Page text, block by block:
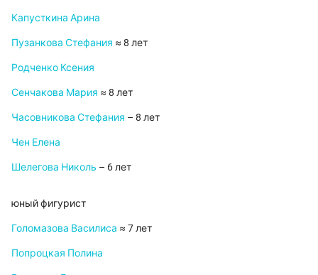
Капусткина Арина
Пузанкова Стефания ≈ 8 лет
Родченко Ксения
Сенчакова Мария ≈ 8 лет
Часовникова Стефания – 8 лет
Чен Елена
Шелегова Николь – 6 лет
юный фигурист
Голомазова Василиса ≈ 7 лет
Попроцкая Полина